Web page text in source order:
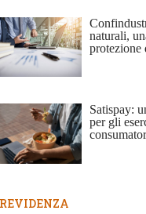
naturali,
protezione
Satispay:
per gli